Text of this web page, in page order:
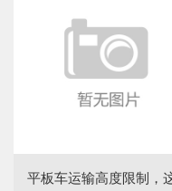
平板车运输高度限制，